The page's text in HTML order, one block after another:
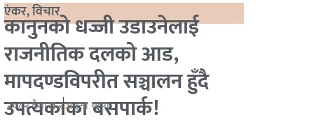
एंकर,विचार
कानुनको धज्जी उडाउनेलाई
राजनीतिक दलको आड,
मापदण्डविपरीत सञ्चालन हुँदै
उपत्यकाका बसपार्क!
२०८२ बैशाख २अनुसा थापा